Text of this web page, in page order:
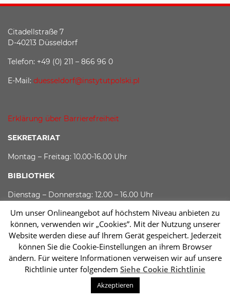
Citadellstraße 7
D-40213 Düsseldorf
Telefon: +49 (0) 211 – 866 96 0
E-Mail: duesseldorf@instytutpolski.pl
Erklärung über Barrierefreiheit
SEKRETARIAT
Montag – Freitag: 10.00-16.00 Uhr
BIBLIOTHEK
Dienstag – Donnerstag: 12.00 – 16.00 Uhr
Fristverlängerung:Tel.: 0211 866 96 18
Mail:monika.werner@instytutpolski.pl
GALERIE
Dienstag – Mittwoch – Freitag: 11.00 – 17.00 Uhr
Donnerstag: 11.00 – 19.00 Uhr
Um unser Onlineangebot auf höchstem Niveau anbieten zu
können, verwenden wir „Cookies”. Mit der Nutzung unserer
Website werden diese auf Ihrem Gerät gespeichert. Jederzeit
können Sie die Cookie-Einstellungen an ihrem Browser
ändern. Für weitere Informationen verweisen wir auf unsere
Richtlinie unter folgendem Siehe Cookie Richtlinie
Akzeptieren